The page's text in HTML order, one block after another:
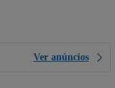
Ver anúncios